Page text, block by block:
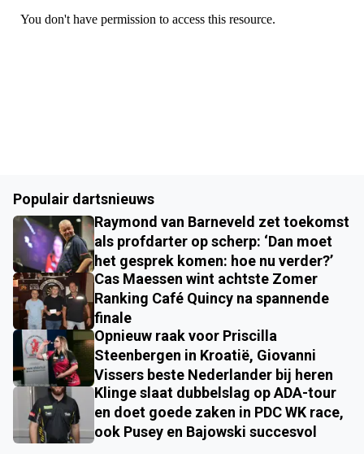
Populair dartsnieuws
Raymond van Barneveld zet toekomst
als profdarter op scherp: ‘Dan moet
het gesprek komen: hoe nu verder?’
Cas Maessen wint achtste Zomer
Ranking Café Quincy na spannende
finale
Opnieuw raak voor Priscilla
Steenbergen in Kroatië, Giovanni
Vissers beste Nederlander bij heren
Klinge slaat dubbelslag op ADA-tour
en doet goede zaken in PDC WK race,
ook Pusey en Bajowski succesvol